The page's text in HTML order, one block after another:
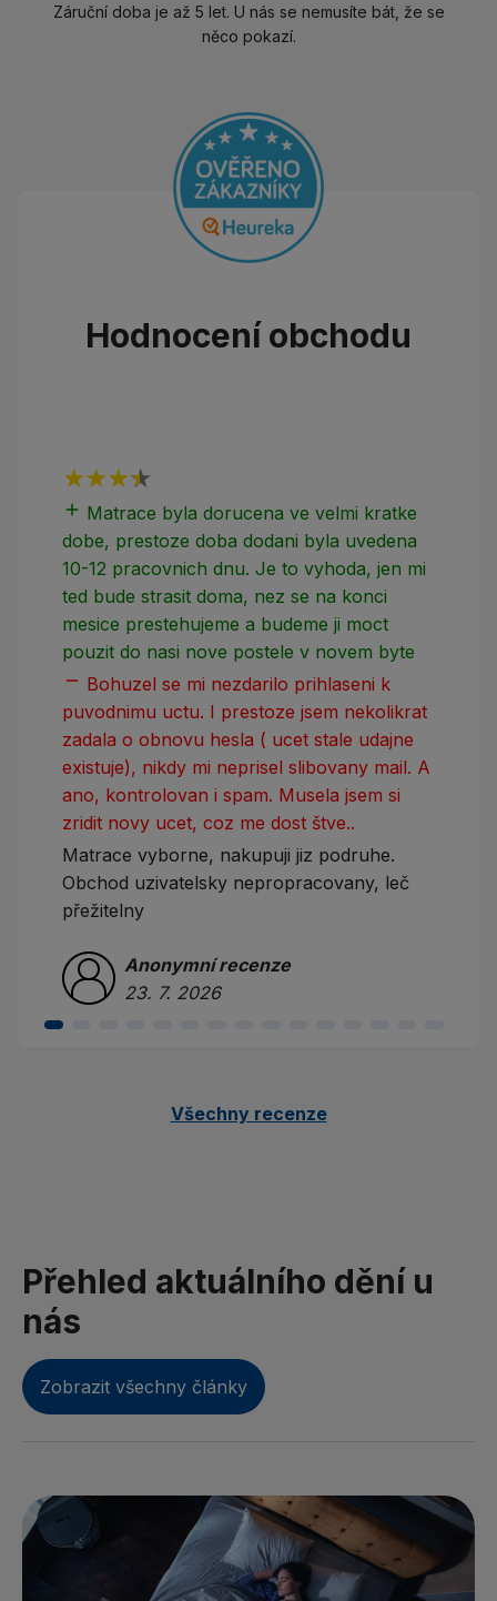
Záruční doba je až 5 let. U nás se nemusíte bát, že se
něco pokazí.
Hodnocení obchodu
add Matrace byla dorucena ve velmi kratke
dobe, prestoze doba dodani byla uvedena
10-12 pracovnich dnu. Je to vyhoda, jen mi
ted bude strasit doma, nez se na konci
mesice prestehujeme a budeme ji moct
pouzit do nasi nove postele v novem byte
remove Bohuzel se mi nezdarilo prihlaseni k
puvodnimu uctu. I prestoze jsem nekolikrat
zadala o obnovu hesla ( ucet stale udajne
existuje), nikdy mi neprisel slibovany mail. A
ano, kontrolovan i spam. Musela jsem si
zridit novy ucet, coz me dost štve..
Matrace vyborne, nakupuji jiz podruhe.
Obchod uzivatelsky nepropracovany, leč
přežitelny
Anonymní recenze
23. 7. 2026
Všechny recenze
Přehled aktuálního dění u
nás
Zobrazit všechny články